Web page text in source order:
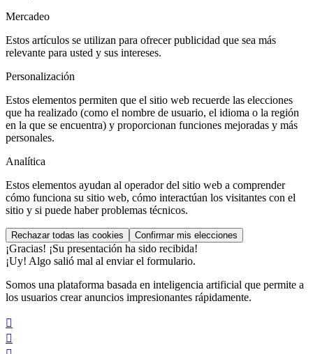
Mercadeo
Estos artículos se utilizan para ofrecer publicidad que sea más
relevante para usted y sus intereses.
Personalización
Estos elementos permiten que el sitio web recuerde las elecciones
que ha realizado (como el nombre de usuario, el idioma o la región
en la que se encuentra) y proporcionan funciones mejoradas y más
personales.
Analítica
Estos elementos ayudan al operador del sitio web a comprender
cómo funciona su sitio web, cómo interactúan los visitantes con el
sitio y si puede haber problemas técnicos.
¡Gracias! ¡Su presentación ha sido recibida!
¡Uy! Algo salió mal al enviar el formulario.
Somos una plataforma basada en inteligencia artificial que permite a
los usuarios crear anuncios impresionantes rápidamente.

